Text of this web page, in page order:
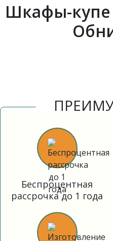
Шкафы-купе
Беспроцентная
рассрочка до 1 года